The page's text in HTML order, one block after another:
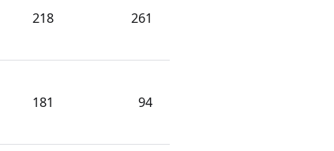
218 261
181 94